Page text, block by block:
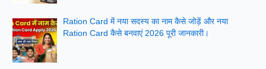
Ration Card में नया सदस्य का नाम कैसे जोड़ें और नया
Ration Card कैसे बनवाएं 2026 पूरी जानकारी।